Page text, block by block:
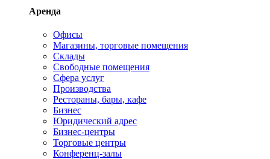
Аренда
Офисы
Магазины, торговые помещения
Склады
Свободные помещения
Сфера услуг
Производства
Рестораны, бары, кафе
Бизнес
Юридический адрес
Бизнес-центры
Торговые центры
Конференц-залы